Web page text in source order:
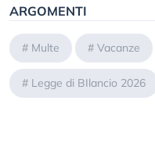
ARGOMENTI
# Multe # Vacanze
# Legge di BIlancio 2026